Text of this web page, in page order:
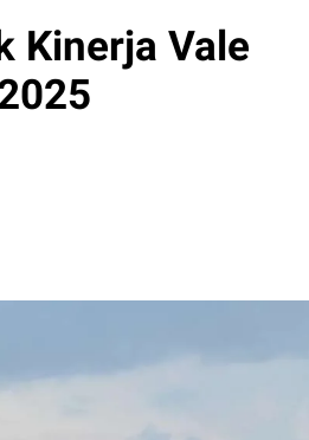
Kinerja Vale